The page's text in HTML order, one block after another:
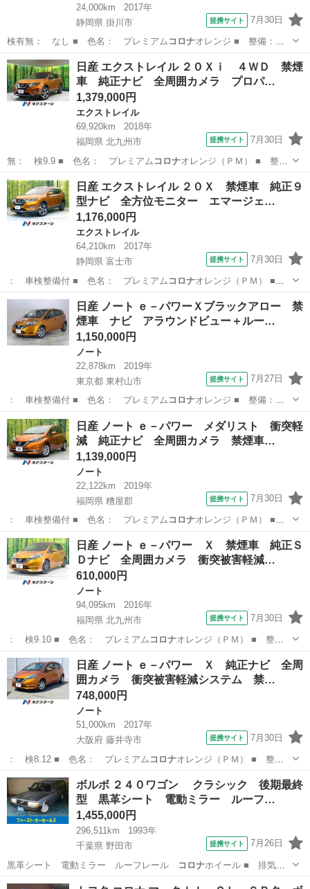
24,000km
2017年
静岡県 掛川市
提携サイト 7月30日
検有無： なし ■ 色名： プレミアム コロナオレンジ ■ 整備：
整備付 ■ 保証…
静岡 掛川市 ノート
日産 エクストレイル ２０Ｘｉ ４ＷＤ 禁煙
車 純正ナビ 全周囲カメラ プロパ…
1,379,000円
エクストレイル
69,920km
2018年
福岡県 北九州市
提携サイト 7月30日
無： 検9.9 ■ 色名： プレミアム コロナオレンジ（ＰＭ） ■ 整
備： 整備付 …
福岡 北九州市 エクストレイル
日産 エクストレイル ２０Ｘ 禁煙車 純正９
型ナビ 全方位モニター エマージェ…
1,176,000円
エクストレイル
64,210km
2017年
静岡県 富士市
提携サイト 7月30日
： 車検整備付 ■ 色名： プレミアム コロナオレンジ（ＰＭ） ■
整備： 整備付 …
静岡 富士市 エクストレイル
日産 ノート ｅ－パワーＸブラックアロー 禁
煙車 ナビ アラウンドビュー＋ルー…
1,150,000円
ノート
22,878km
2019年
東京都 東村山市
提携サイト 7月27日
： 車検整備付 ■ 色名： プレミアム コロナオレンジ ■ 整備：
整備付 ■ 保証…
東京 東村山市 ノート
日産 ノート ｅ－パワー メダリスト 衝突軽
減 純正ナビ 全周囲カメラ 禁煙車…
1,139,000円
ノート
22,122km
2019年
福岡県 糟屋郡
提携サイト 7月30日
： 車検整備付 ■ 色名： プレミアム コロナオレンジ（ＰＭ） ■
整備： 整備付 …
福岡 糟屋郡 ノート
日産 ノート ｅ－パワー Ｘ 禁煙車 純正Ｓ
Ｄナビ 全周囲カメラ 衝突被害軽減…
610,000円
ノート
94,095km
2016年
福岡県 北九州市
提携サイト 7月30日
： 検9.10 ■ 色名： プレミアム コロナオレンジ（ＰＭ） ■ 整
備： 整備付 …
福岡 北九州市 ノート
日産 ノート ｅ－パワー Ｘ 純正ナビ 全周
囲カメラ 衝突被害軽減システム 禁…
748,000円
ノート
51,000km
2017年
大阪府 藤井寺市
提携サイト 7月30日
： 検8.12 ■ 色名： プレミアム コロナオレンジ（ＰＭ） ■ 整
備： 整備付 …
大阪 藤井寺市 ノート
ボルボ ２４０ワゴン クラシック 後期最終
型 黒革シート 電動ミラー ルーフ…
1,455,000円
296,511km
1993年
千葉県 野田市
提携サイト 7月26日
黒革シート 電動ミラー ルーフレール コロナホイール ■ 排気
量： 2300cc …
千葉 野田市 ボルボ（Volvo）